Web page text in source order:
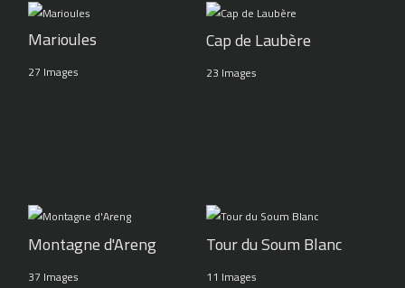
Marioules
27 Images
Cap de Laubère
23 Images
Montagne d'Areng
37 Images
Tour du Soum Blanc
11 Images